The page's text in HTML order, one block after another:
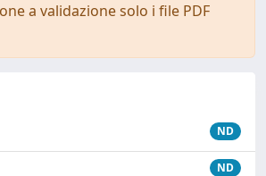
a validazione solo i file PDF
ND
ND